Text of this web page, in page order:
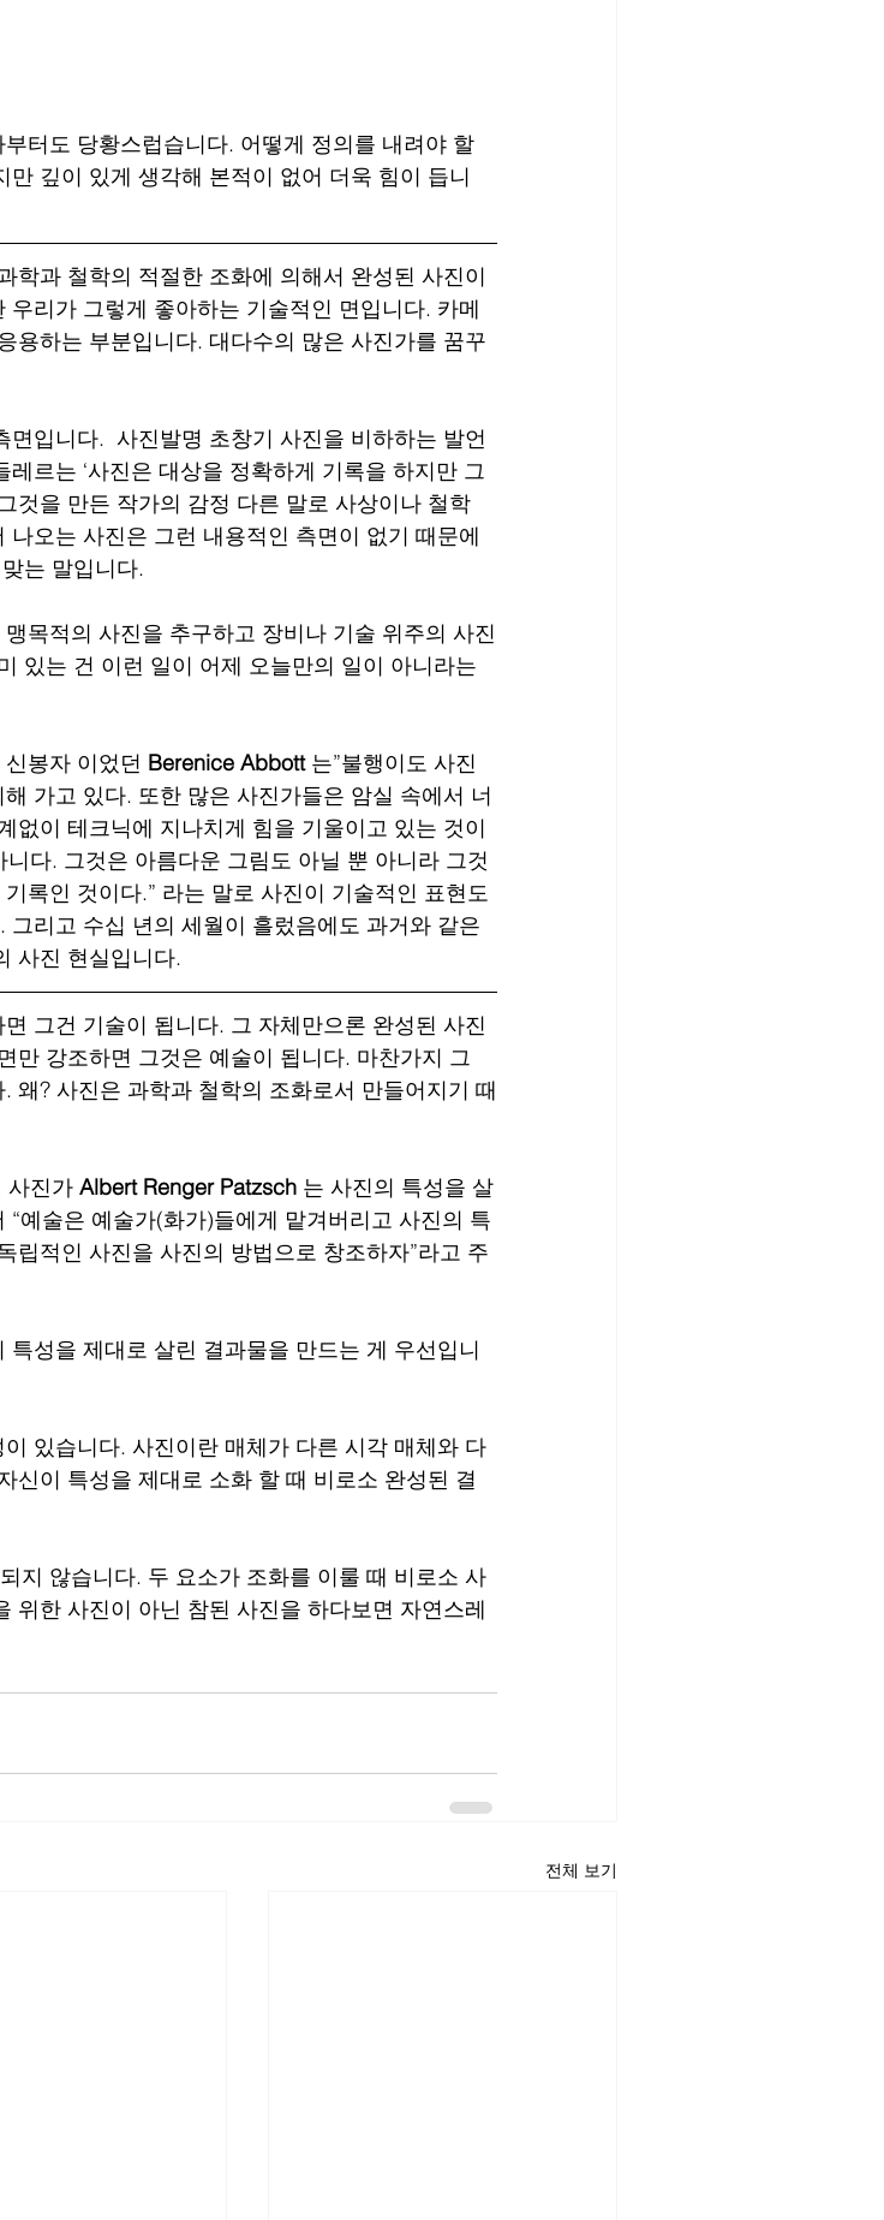
터도 당황스럽습니다. 어떻게 정의를 내려야 할
깊이 있게 생각해 본적이 없어 더욱 힘이 듭니
학과 철학의 적절한 조화에 의해서 완성된 사진이
리가 그렇게 좋아하는 기술적인 면입니다. 카메
용하는 부분입니다. 대다수의 많은 사진가를 꿈꾸
입니다.  사진발명 초창기 사진을 비하하는 발언
르는 ‘사진은 대상을 정확하게 기록을 하지만 그
것을 만든 작가의 감정 다른 말로 사상이나 철학
오는 사진은 그런 내용적인 측면이 없기 때문에
는 말입니다.
목적의 사진을 추구하고 장비나 기술 위주의 사진
있는 건 이런 일이 어제 오늘만의 일이 아니라는
봉자 이었던 Berenice Abbott 는”불행이도 사진
가고 있다. 또한 많은 사진가들은 암실 속에서 너
없이 테크닉에 지나치게 힘을 기울이고 있는 것이
다. 그것은 아름다운 그림도 아닐 뿐 아니라 그것
록인 것이다.” 라는 말로 사진이 기술적인 표현도
리고 수십 년의 세월이 흘렀음에도 과거와 같은
사진 현실입니다.
그건 기술이 됩니다. 그 자체만으론 완성된 사진
만 강조하면 그것은 예술이 됩니다. 마찬가지 그
왜? 사진은 과학과 철학의 조화로서 만들어지기 때
사진가 Albert Renger Patzsch 는 사진의 특성을 살
예술은 예술가(화가)들에게 맡겨버리고 사진의 특
립적인 사진을 사진의 방법으로 창조하자”라고 주
성을 제대로 살린 결과물을 만드는 게 우선입니
있습니다. 사진이란 매체가 다른 시각 매체와 다
신이 특성을 제대로 소화 할 때 비로소 완성된 결
지 않습니다. 두 요소가 조화를 이룰 때 비로소 사
위한 사진이 아닌 참된 사진을 하다보면 자연스레
전체 보기